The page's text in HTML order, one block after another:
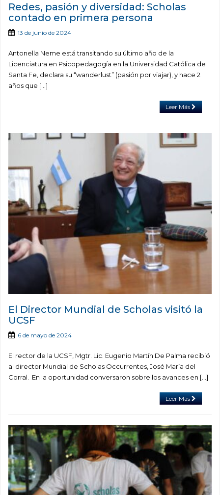
Redes, pasión y diversidad: Scholas
contado en primera persona
13 de junio de 2024
Antonella Neme está transitando su último año de la
Licenciatura en Psicopedagogía en la Universidad Católica de
Santa Fe, declara su “wanderlust” (pasión por viajar), y hace 2
años que […]
Leer Más
El Director Mundial de Scholas visitó la
UCSF
6 de mayo de 2024
El rector de la UCSF, Mgtr. Lic. Eugenio Martín De Palma recibió
al director Mundial de Scholas Occurrentes, José María del
Corral. En la oportunidad conversaron sobre los avances en […]
Leer Más